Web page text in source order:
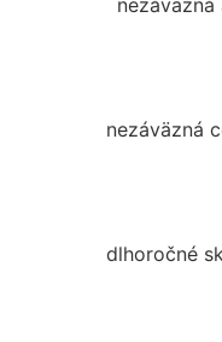
nezáväzná
dlhoročné